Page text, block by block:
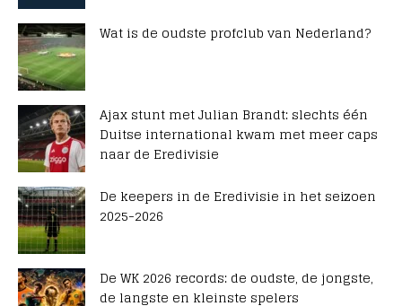
Wat is de oudste profclub van Nederland?
Ajax stunt met Julian Brandt: slechts één
Duitse international kwam met meer caps
naar de Eredivisie
De keepers in de Eredivisie in het seizoen
2025-2026
De WK 2026 records: de oudste, de jongste,
de langste en kleinste spelers